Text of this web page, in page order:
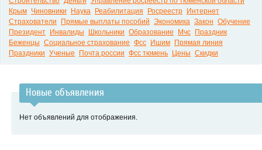
Крым Чиновники Наука Реабилитация Росреестр
Интернет
Страхователи
Прямые выплаты пособий Экономика Закон Обучение
Президент
Инвалиды Школьники Образование Мчс
Праздник
Беженцы Социальное страхование Фсс Ишим
Прямая линия
Праздники Ученые Почта россии Фсс тюмень Цены Скидки
Новые объявления
Нет объявлений для отображения.